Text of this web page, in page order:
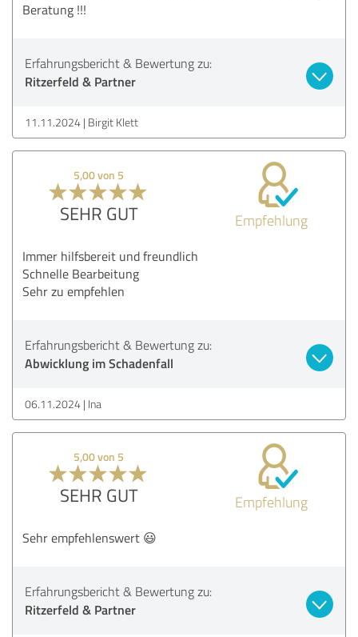
Beratung !!!
Erfahrungsbericht & Bewertung zu:
Ritzerfeld & Partner
11.11.2024 Birgit Klett
5,00 von 5
SEHR GUT Empfehlung
Immer hilfsbereit und freundlich
Schnelle Bearbeitung
Sehr zu empfehlen
Erfahrungsbericht & Bewertung zu:
Abwicklung im Schadenfall
06.11.2024 Ina
5,00 von 5
SEHR GUT Empfehlung
Sehr empfehlenswert 😃
Erfahrungsbericht & Bewertung zu:
Ritzerfeld & Partner